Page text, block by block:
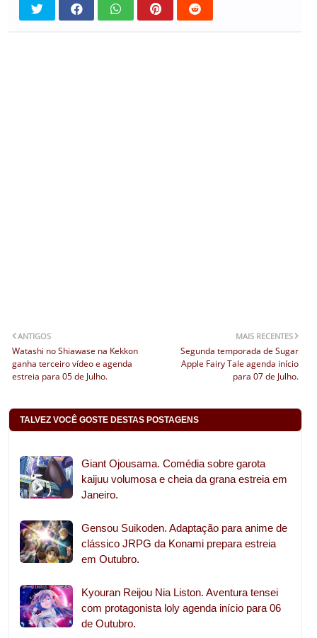
MAIS RECENTES
Segunda temporada de Sugar
Apple Fairy Tale agenda início
para 07 de Julho.
ANTIGOS
Watashi no Shiawase na Kekkon
ganha terceiro vídeo e agenda
estreia para 05 de Julho.
TALVEZ VOCÊ GOSTE DESTAS POSTAGENS
Giant Ojousama. Comédia sobre garota
kaijuu volumosa e cheia da grana estreia em
Janeiro.
Gensou Suikoden. Adaptação para anime de
clássico JRPG da Konami prepara estreia
em Outubro.
Kyouran Reijou Nia Liston. Aventura tensei
com protagonista loly agenda início para 06
de Outubro.